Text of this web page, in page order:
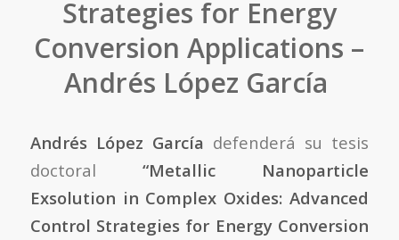
Strategies for Energy
Conversion Applications –
Andrés López García
Andrés López García defenderá su tesis
doctoral “Metallic Nanoparticle
Exsolution in Complex Oxides: Advanced
Control Strategies for Energy Conversion